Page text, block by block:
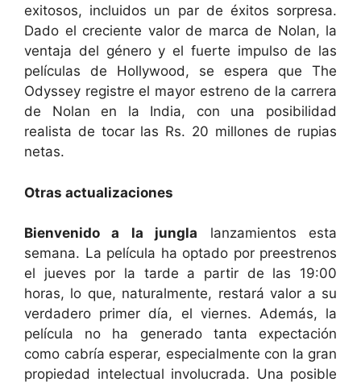
exitosos, incluidos un par de éxitos sorpresa.
Dado el creciente valor de marca de Nolan, la
ventaja del género y el fuerte impulso de las
películas de Hollywood, se espera que The
Odyssey registre el mayor estreno de la carrera
de Nolan en la India, con una posibilidad
realista de tocar las Rs. 20 millones de rupias
netas.
Otras actualizaciones
Bienvenido a la jungla lanzamientos esta
semana. La película ha optado por preestrenos
el jueves por la tarde a partir de las 19:00
horas, lo que, naturalmente, restará valor a su
verdadero primer día, el viernes. Además, la
película no ha generado tanta expectación
como cabría esperar, especialmente con la gran
propiedad intelectual involucrada. Una posible